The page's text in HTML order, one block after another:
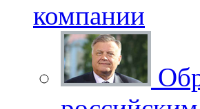
компании